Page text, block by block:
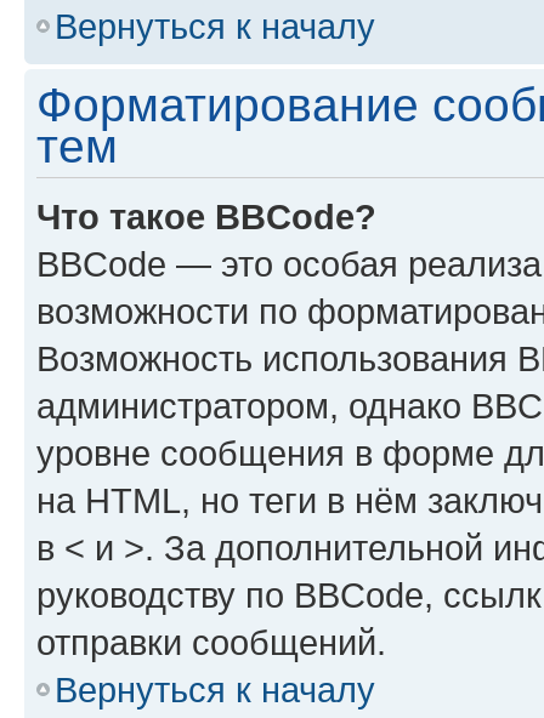
Вернуться к началу
Форматирование
тем
Что такое BBCode?
BBCode — это особая
возможности по
Возможность использования
администратором, однако
уровне сообщения в форме
на HTML, но теги в нём
в < и >. За дополнительной
руководству по BBCode,
отправки сообщений.
Вернуться к началу